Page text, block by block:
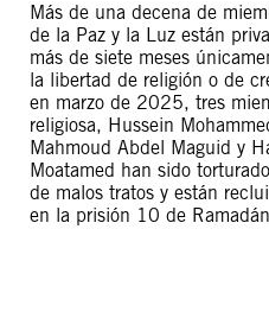
Más de una decena de
de la Paz y la Luz están
más de siete meses
la libertad de religión o de
en marzo de 2025, tres
religiosa, Hussein
Mahmoud Abdel Maguid y
Moatamed han sido
de malos tratos y están
en la prisión 10 de